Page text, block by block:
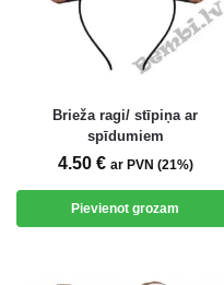
Brieža ragi/ stīpiņa ar
spīdumiem
4.50 € ar PVN (21%)
Pievienot grozam